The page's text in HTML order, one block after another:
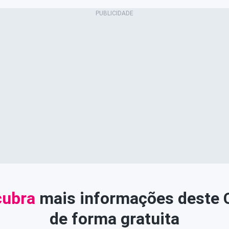
mais informações deste
de forma gratuita